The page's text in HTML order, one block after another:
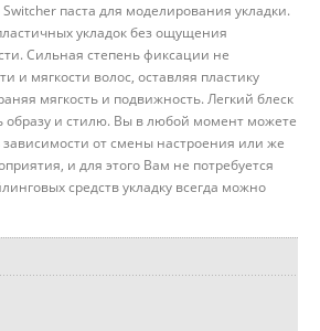
паста для моделирования укладки.
укладок без ощущения
Сильная степень фиксации не
и мягкости волос, оставляя пластику
мягкость и подвижность. Легкий блеск
образу и стилю. Вы в любой момент можете
зависимости от смены настроения или же
и для этого Вам не потребуется
средств укладку всегда можно